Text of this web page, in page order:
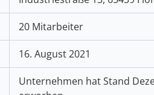
20 Mitarbeiter
16. August 2021
Unternehmen hat Stand